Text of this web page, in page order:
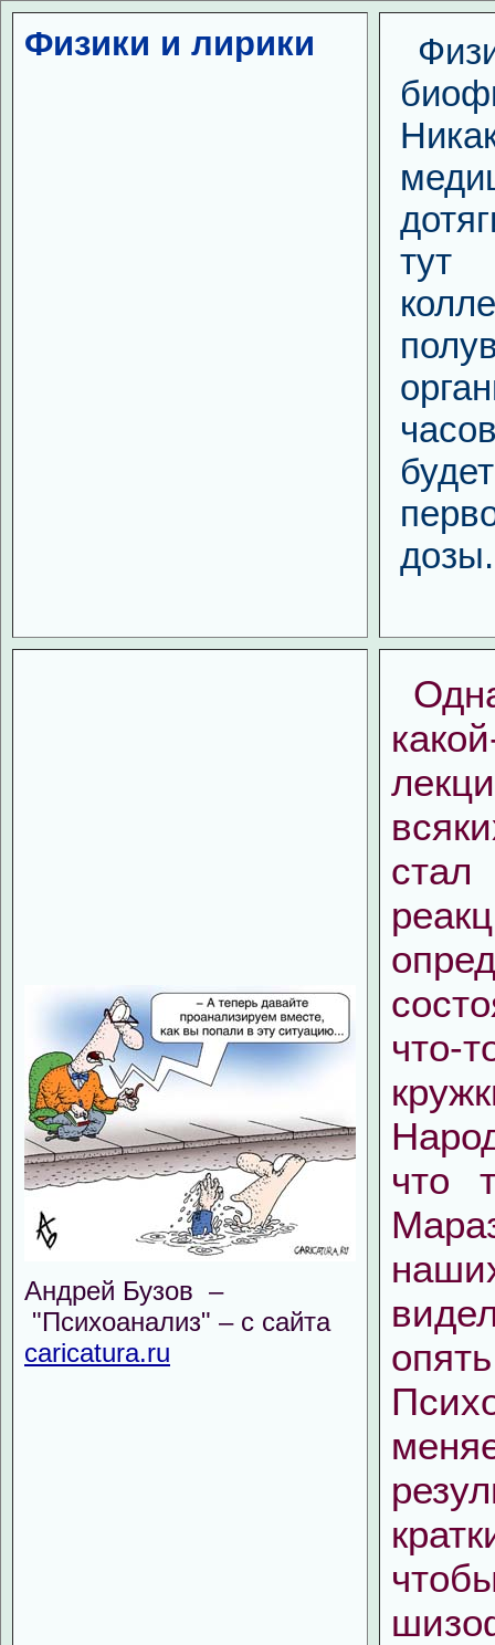
Физики и лирики
тут
дозы.
Андрей Бузов –
"Психоанализ" – с сайта
caricatura.ru
стал
что-
что